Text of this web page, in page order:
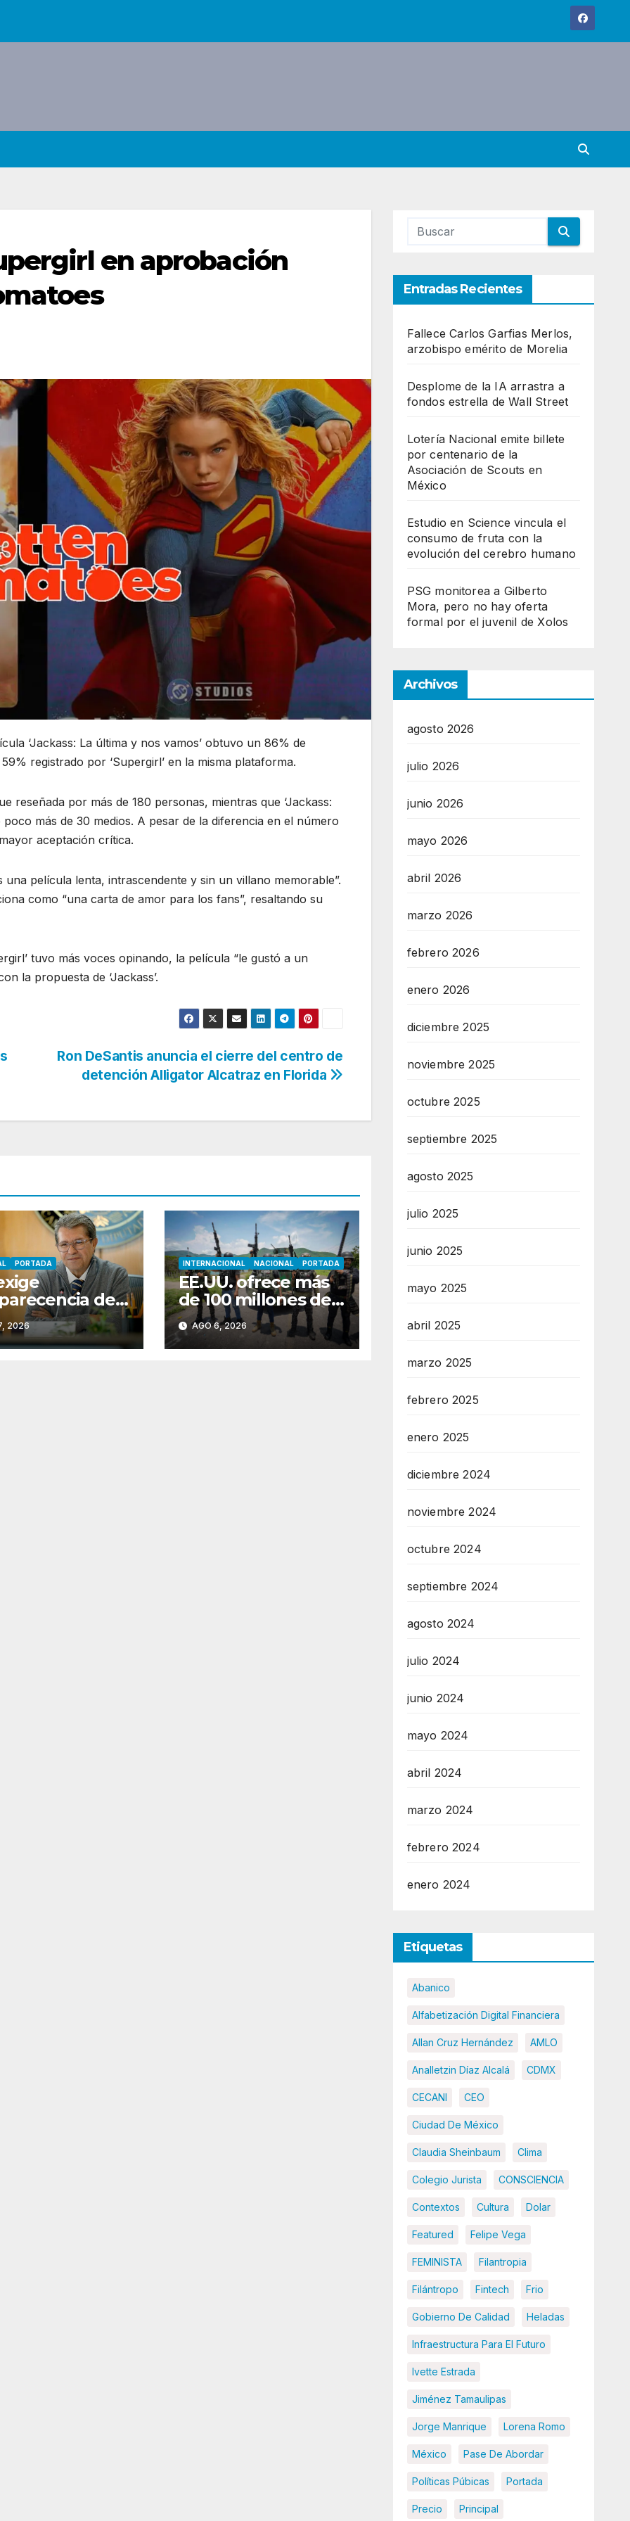
en aprobación
‘Jackass: La última y nos vamos’ obtuvo un 86% de
registrado por ‘Supergirl’ en la misma plataforma.
reseñada por más de 180 personas, mientras que ‘Jackass:
más de 30 medios. A pesar de la diferencia en el número
aceptación crítica.
una película lenta, intrascendente y sin un villano memorable”.
como “una carta de amor para los fans”, resaltando su
tuvo más voces opinando, la película “le gustó a un
la propuesta de ‘Jackass’.
Ron DeSantis anuncia el cierre del centro de
detención Alligator Alcatraz en Florida
PORTADA
de
por
de
Monreal
2026
INTERNACIONAL NACIONAL PORTADA
EE.UU. ofrece más
de 100 millones de
dólares en
recompensas por
líderes del CJNG
AGO 6, 2026
Entradas Recientes
Fallece Carlos Garfias Merlos,
arzobispo emérito de Morelia
Desplome de la IA arrastra a
fondos estrella de Wall Street
Lotería Nacional emite billete
por centenario de la
Asociación de Scouts en
México
Estudio en Science vincula el
consumo de fruta con la
evolución del cerebro humano
PSG monitorea a Gilberto
Mora, pero no hay oferta
formal por el juvenil de Xolos
Archivos
agosto 2026
julio 2026
junio 2026
mayo 2026
abril 2026
marzo 2026
febrero 2026
enero 2026
diciembre 2025
noviembre 2025
octubre 2025
septiembre 2025
agosto 2025
julio 2025
junio 2025
mayo 2025
abril 2025
marzo 2025
febrero 2025
enero 2025
diciembre 2024
noviembre 2024
octubre 2024
septiembre 2024
agosto 2024
julio 2024
junio 2024
mayo 2024
abril 2024
marzo 2024
febrero 2024
enero 2024
Etiquetas
Abanico
Alfabetización Digital Financiera
Allan Cruz Hernández AMLO
Analletzin Díaz Alcalá CDMX
CECANI CEO
Ciudad De México
Claudia Sheinbaum Clima
Colegio Jurista CONSCIENCIA
Contextos Cultura Dolar
Featured Felipe Vega
FEMINISTA Filantropia
Filántropo Fintech Frio
Gobierno De Calidad Heladas
Infraestructura Para El Futuro
Ivette Estrada
Jiménez Tamaulipas
Jorge Manrique Lorena Romo
México Pase De Abordar
Políticas Púbicas Portada
Precio Principal